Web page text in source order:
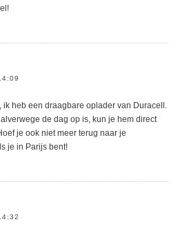
ik heb een draagbare oplader van Duracell.
de dag op is, kun je hem direct
je ook niet meer terug naar je
je in Parijs bent!